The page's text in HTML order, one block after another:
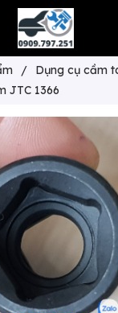
/ Dụng cụ cầm
JTC 1366